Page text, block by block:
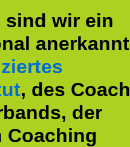
sind wir ein
, des
der
Coaching